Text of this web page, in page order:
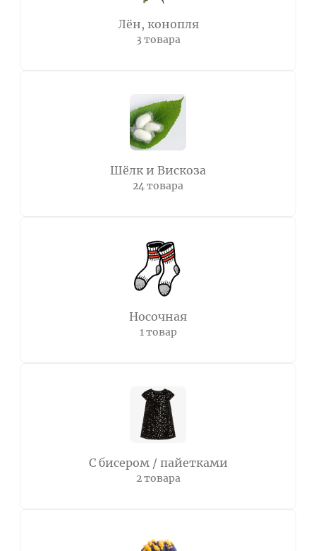
Лён, конопля
3 товара
Шёлк и Вискоза
24 товара
Носочная
1 товар
С бисером / пайетками
2 товара